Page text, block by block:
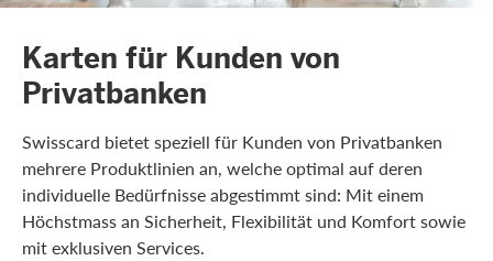
Karten für Kunden von
Privatbanken
Swisscard bietet speziell für Kunden von Privatbanken
mehrere Produktlinien an, welche optimal auf deren
individuelle Bedürfnisse abgestimmt sind: Mit einem
Höchstmass an Sicherheit, Flexibilität und Komfort sowie
mit exklusiven Services.